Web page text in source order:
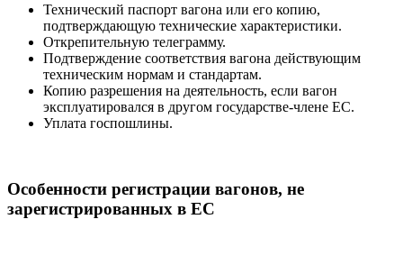
Технический паспорт вагона или его копию,
подтверждающую технические характеристики.
Открепительную телеграмму.
Подтверждение соответствия вагона действующим
техническим нормам и стандартам.
Копию разрешения на деятельность, если вагон
эксплуатировался в другом государстве-члене ЕС.
Уплата госпошлины.
Особенности регистрации вагонов, не
зарегистрированных в ЕС